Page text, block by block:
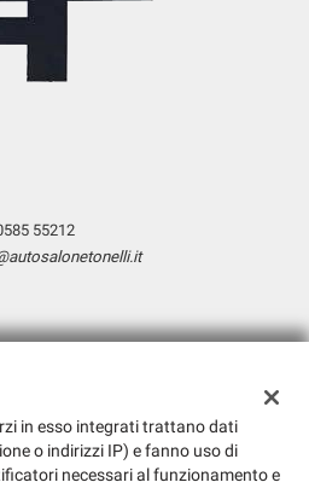
55212
in esso integrati trattano dati
o indirizzi IP) e fanno uso di
necessari al funzionamento e